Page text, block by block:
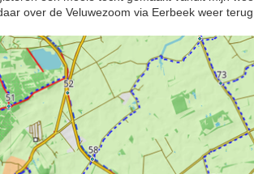
over de Veluwezoom via Eerbeek weer terug.